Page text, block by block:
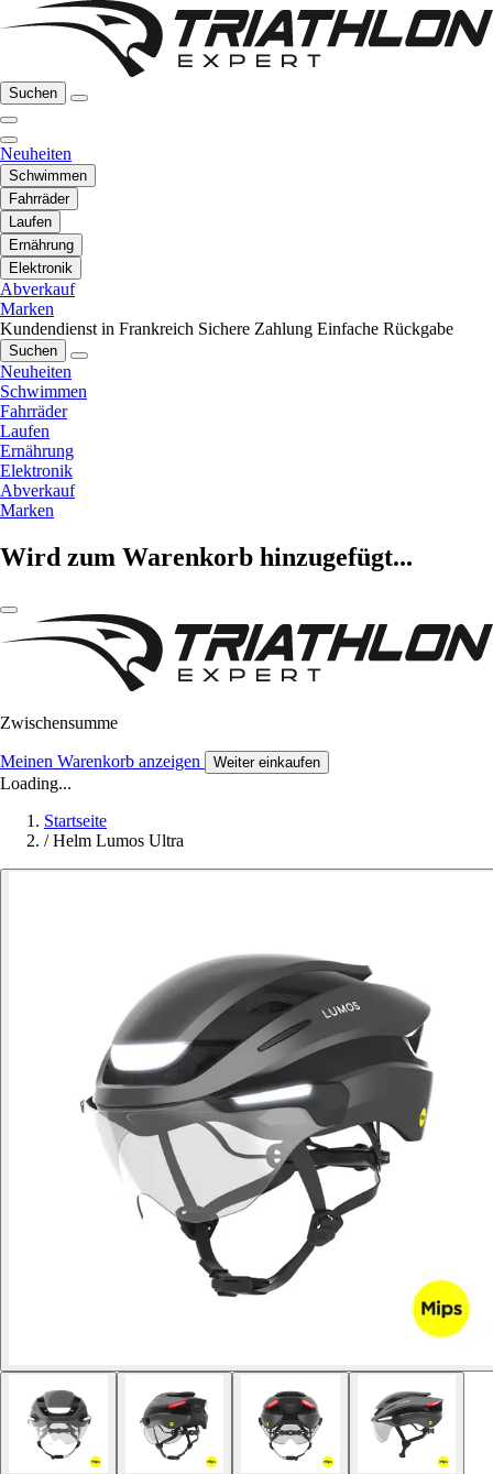
Suchen
Neuheiten
Schwimmen
Fahrräder
Laufen
Ernährung
Elektronik
Abverkauf
Marken
Kundendienst in Frankreich Sichere Zahlung Einfache Rückgabe
Suchen
Neuheiten
Schwimmen
Fahrräder
Laufen
Ernährung
Elektronik
Abverkauf
Marken
Wird zum Warenkorb hinzugefügt...
Zwischensumme
Meinen Warenkorb anzeigen Weiter einkaufen
Loading...
Startseite
/ Helm Lumos Ultra